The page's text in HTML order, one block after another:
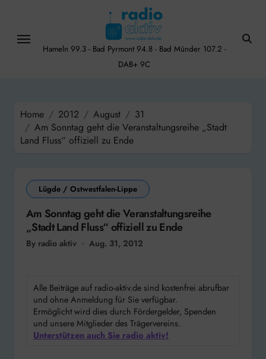
content
Hameln 99.3 - Bad Pyrmont 94.8 - Bad Münder 107.2 -
DAB+ 9C
Home 2012 August
31
Am Sonntag geht die Veranstaltungsreihe „Stadt
Land Fluss“ offiziell zu Ende
Lügde / Ostwestfalen-Lippe
Am Sonntag geht die Veranstaltungsreihe
„Stadt Land Fluss“ offiziell zu Ende
By radio aktiv Aug. 31, 2012
Alle Beiträge auf radio-aktiv.de sind kostenfrei abrufbar
und ohne Anmeldung für Sie verfügbar.
Ermöglicht wird dies durch Fördergelder, Spenden
und unsere Mitglieder des Trägervereins.
Unterstützen auch Sie radio aktiv!